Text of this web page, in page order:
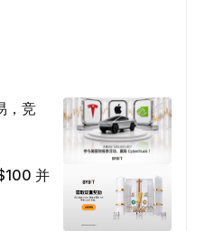
，竞
并